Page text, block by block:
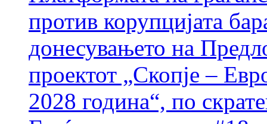
против корупцијата
донесувањето на
проектот „Скопје –
2028 година“, по